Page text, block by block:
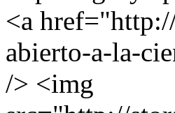
<a
abierto-a-la-
/> <img